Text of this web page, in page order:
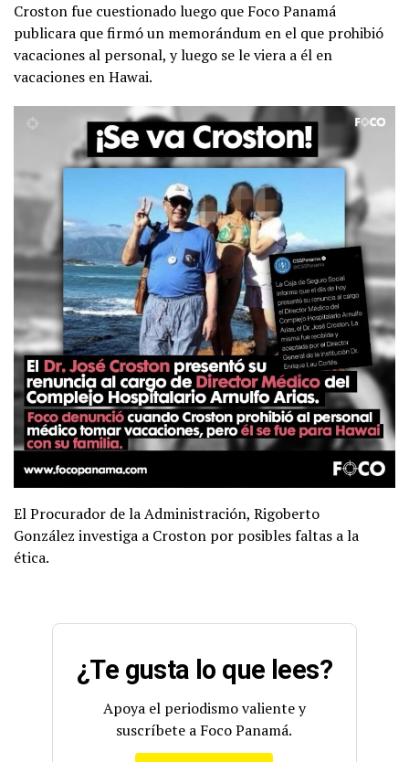
Croston fue cuestionado luego que Foco Panamá
publicara que firmó un memorándum en el que prohibió
vacaciones al personal, y luego se le viera a él en
vacaciones en Hawai.
El Procurador de la Administración, Rigoberto
González investiga a Croston por posibles faltas a la
ética.
¿Te gusta lo que lees?
Apoya el periodismo valiente y
suscríbete a Foco Panamá.